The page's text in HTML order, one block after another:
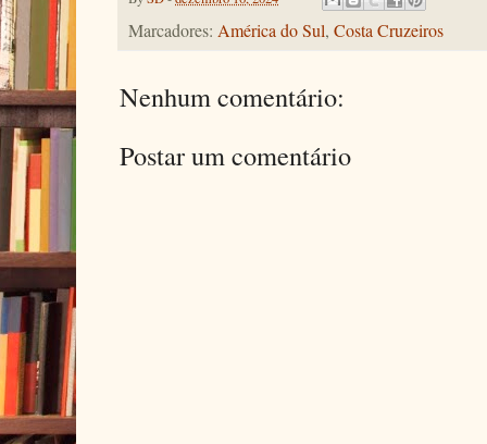
Marcadores: América do Sul, Costa Cruzeiros
Nenhum comentário:
Postar um comentário